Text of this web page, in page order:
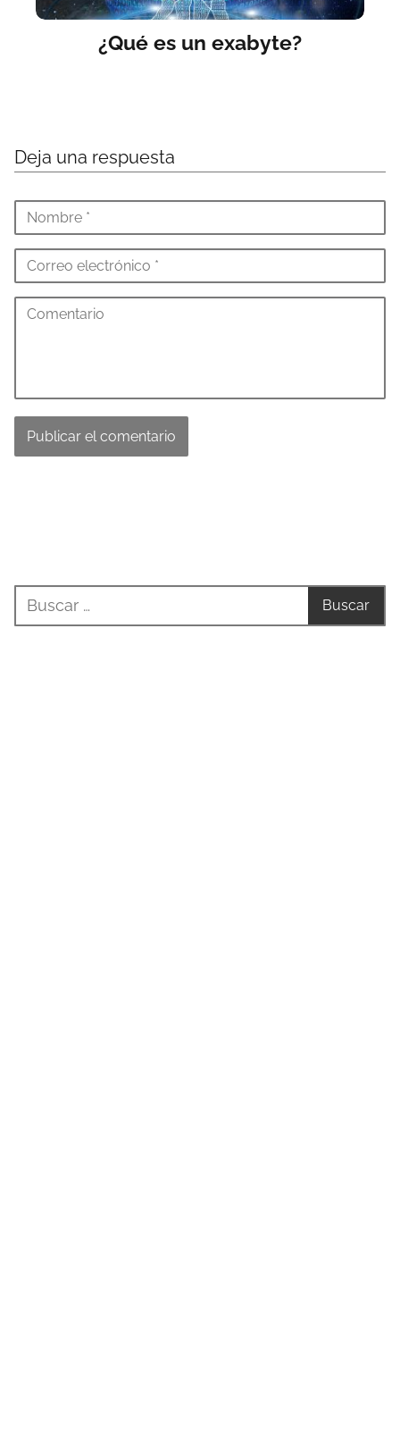
¿Qué es un exabyte?
Deja una respuesta